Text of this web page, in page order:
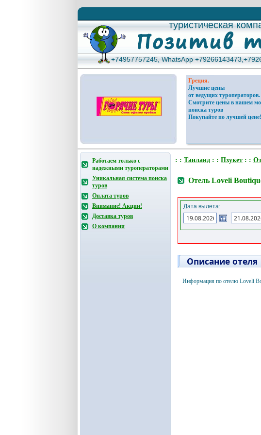
туристическая
туристическая
+74957757245, WhatsApp
+74957757245, WhatsApp
Греция.
Лучшие цены
от ведущих туроператоров.
Смотрите цены в нашем
поиска туров
Покупайте по лучшей цене!
Работаем только с
надежными туроператорами
Уникальная система поиска
туров
Оплата туров
Внимание! Акции!
Доставка туров
О компании
: : Таиланд : : Пхукет : :
Отель Loveli
Дата вылета:
Описание отеля
Информация по отелю Loveli